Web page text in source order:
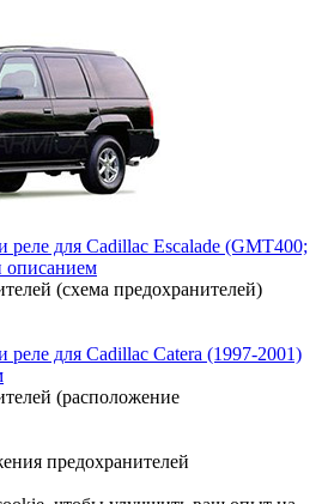
реле для Cadillac Escalade (GMT400;
описанием
(схема предохранителей)
для Cadillac Catera (1997-2001)
(расположение
предохранителей